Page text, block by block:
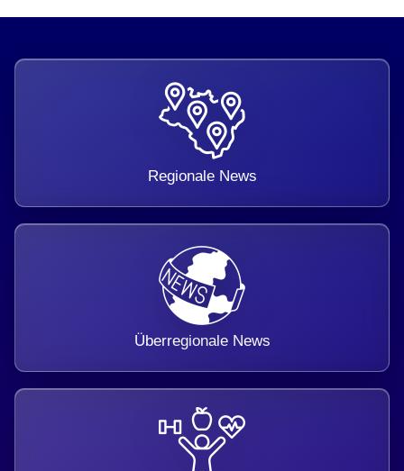
Regionale News
Überregionale News